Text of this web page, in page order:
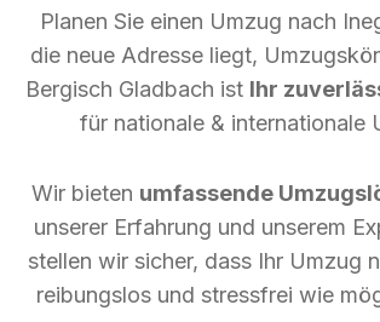
Planen Sie einen Umzug nach
die neue Adresse liegt,
Bergisch Gladbach ist Ihr
für nationale & internationale
Wir bieten umfassende
unserer Erfahrung und unserem
stellen wir sicher, dass Ihr Umzug
reibungslos und stressfrei wie